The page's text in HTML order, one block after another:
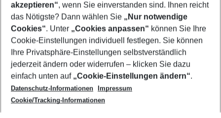
Footer
Footer navigation
Über uns
AGB
Cookie-Einstellungen ändern
Cookie-Richtlinie
Datenschutz
Service & Hilfe
Barrierefreies Reisen
Check-in
Folgen Sie uns
akzeptieren“, wenn Sie einverstanden sind. Ihnen reicht
das Nötigste? Dann wählen Sie „Nur notwendige
Cookies“. Unter „Cookies anpassen“ können Sie Ihre
Cookie-Einstellungen individuell festlegen. Sie können
Ihre Privatsphäre-Einstellungen selbstverständlich
jederzeit ändern oder widerrufen – klicken Sie dazu
einfach unten auf „Cookie-Einstellungen ändern“.
Datenschutz-Informationen
Impressum
Cookie/Tracking-Informationen